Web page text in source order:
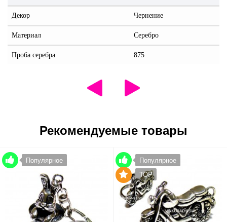
Декор Чернение
Материал Серебро
Проба серебра 875
Рекомендуемые товары
Популярное
Популярное
TOP